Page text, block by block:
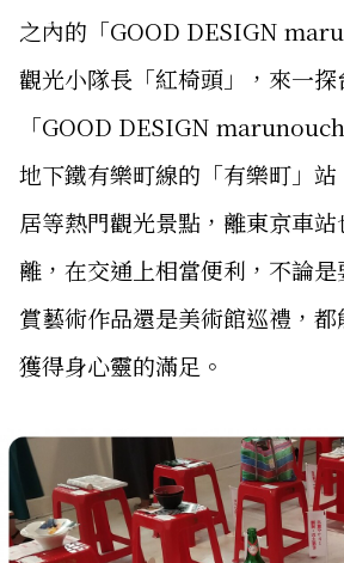
之內的「GOOD DESIGN
觀光小隊長「紅椅頭」，來一探
「GOOD DESIGN
地下鐵有樂町線的「有樂町」
居等熱門觀光景點，離東京車
離，在交通上相當便利，不論
賞藝術作品還是美術館巡禮，
獲得身心靈的滿足。